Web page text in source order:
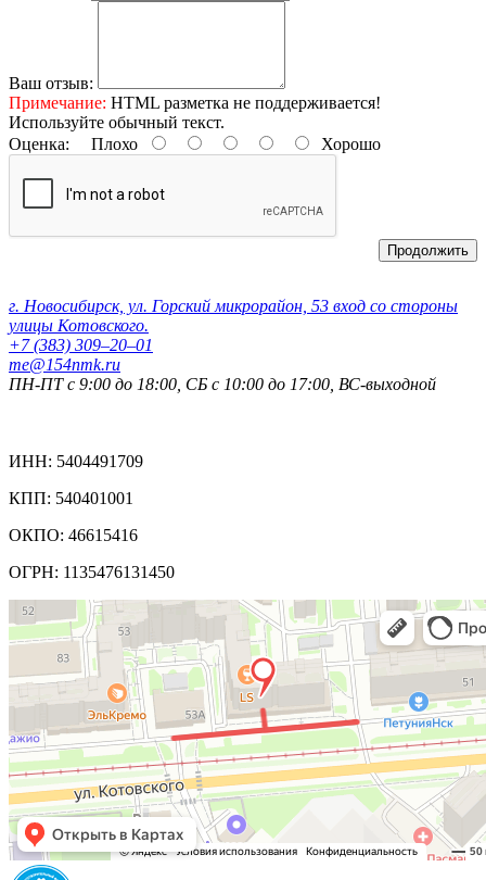
Ваш отзыв:
Примечание: HTML разметка не поддерживается!
Используйте обычный текст.
Оценка: Плохо Хорошо
Продолжить
г. Новосибирск, ул. Горский микрорайон, 53 вход со стороны
улицы Котовского.
+7 (383) 309‒20‒01
me@154nmk.ru
ПН-ПТ с 9:00 до 18:00, СБ с 10:00 до 17:00, ВС-выходной
ИНН: 5404491709
КПП: 540401001
ОКПО: 46615416
ОГРН: 1135476131450